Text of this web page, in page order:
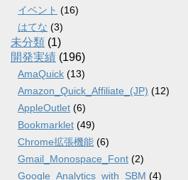
イベント (16)
はてな (3)
未分類 (1)
開発実績 (196)
AmaQuick (13)
Amazon_Quick_Affiliate_(JP) (12)
AppleOutlet (6)
Bookmarklet (49)
Chrome拡張機能 (6)
Gmail_Monospace_Font (2)
Google_Analytics_with_SBM (4)